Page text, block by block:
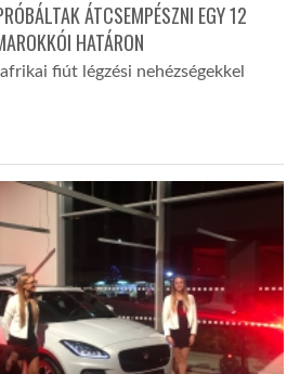
ÁTCSEMPÉSZNI EGY 12
HATÁRON
fiút légzési nehézségekkel